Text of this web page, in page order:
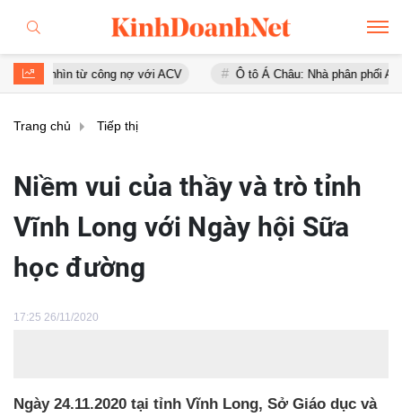
từ công nợ với ACV Ô tô Á Châu: Nhà phân phối Audi tại Việt
Trang chủ Tiếp thị
Niềm vui của thầy và trò tỉnh
Vĩnh Long với Ngày hội Sữa
học đường
17:25 26/11/2020
Ngày 24.11.2020 tại tỉnh Vĩnh Long, Sở Giáo dục và